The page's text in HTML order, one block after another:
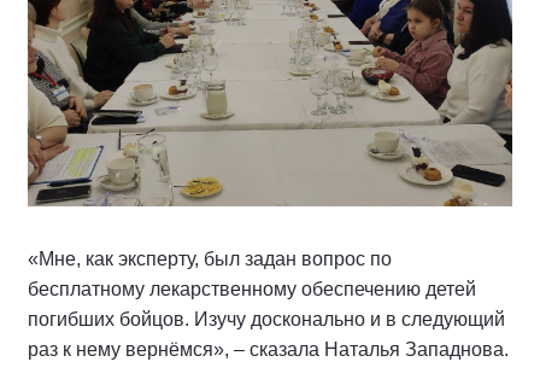
«Мне, как эксперту, был задан вопрос по
бесплатному лекарственному обеспечению детей
погибших бойцов. Изучу досконально и в следующий
раз к нему вернёмся», – сказала Наталья Западнова.